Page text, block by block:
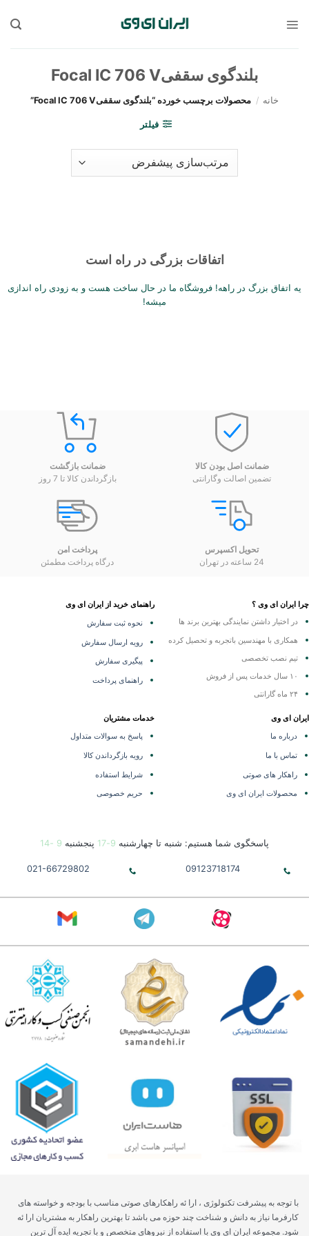
بلندگوی سقفیFocal IC 706 V
خانه / محصولات برچسب خورده “بلندگوی سقفیFocal IC 706 V”
فیلتر
اتفاقات بزرگی در راه است
یه اتفاق بزرگ در راهه! فروشگاه ما در حال ساخت هست و به زودی راه اندازی
میشه!
ضمانت اصل بودن کالا
تضمین اصالت وگارانتی
ضمانت بازگشت
بازگرداندن کالا تا 7 روز
تحویل اکسپرس
24 ساعته در تهران
پرداخت امن
درگاه پرداخت مطمئن
ایران ای وی ؟
در اختیار داشتن نمایندگیبهترین برند ها
همکاری با مهندسین باتجربه و تحصیل کرده
تیم نصب تخصصی
۲۴ ماه گارانتی
راهنمای خرید از ایران ای وی
نحوه ثبت سفارش
رویه ارسال سفارش
پیگیری سفارش
راهنمای پرداخت
ای وی
درباره ما
تماس با ما
راهکار های صوتی
محصولات ایران ای وی
خدمات مشتریان
پاسخ به سوالات متداول
رویه بازگرداندن کالا
شرایط استفاده
حریم خصوصی
پاسخگوی شما هستیم: شنبه تا چهارشنبه9-17 پنجشنبه9 -14
09123718174
021-66729802
با توجه به پیشرفت تکنولوژی ، ارا ئه راهکارهای صوتی مناسب با بودجه و خواسته های
کارفرما نیاز به دانش و شناخت چند حوزه می باشد تا بهترین راهکار به مشتریان ارا ئه
شود. مجموعه ایران ای وی با استفاده از نیروهای متخصص و با تجریه ایده آل ترین